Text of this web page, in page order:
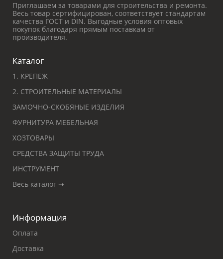
Приглашаем за товарами для строительства и ремонта.
Весь товар сертифицирован, соответствует стандартам
качества ГОСТ и DIN. Выгодные условия оптовых
покупок благодаря прямым поставкам от
производителя.
Каталог
1. КРЕПЕЖ
2. СТРОИТЕЛЬНЫЕ МАТЕРИАЛЫ
ЗАМОЧНО-СКОБЯНЫЕ ИЗДЕЛИЯ
ФУРНИТУРА МЕБЕЛЬНАЯ
ХОЗТОВАРЫ
СРЕДСТВА ЗАЩИТЫ ТРУДА
ИНСТРУМЕНТ
Весь каталог ➝
Информация
Оплата
Доставка